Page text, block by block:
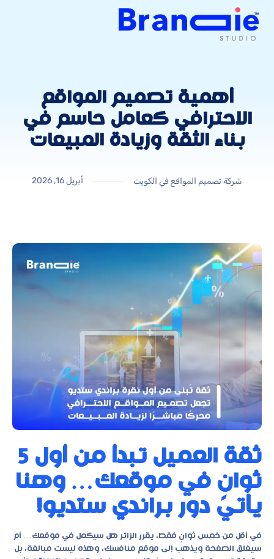
أهمية تصميم المواقع
الاحترافي كعامل حاسم في
بناء الثقة وزيادة المبيعات
شركة تصميم المواقع في الكويت أبريل 16, 2026
ثقة العميل تبدأ من أول 5
ثوانٍ في موقعك… وهنا
يأتي دور براندي ستديو!
في أقل من خمس ثوانٍ فقط، يقرر الزائر هل سيكمل في موقعك… أم
سيغلق الصفحة ويذهب إلى موقع منافسك، وهذه ليست مبالغة، بل